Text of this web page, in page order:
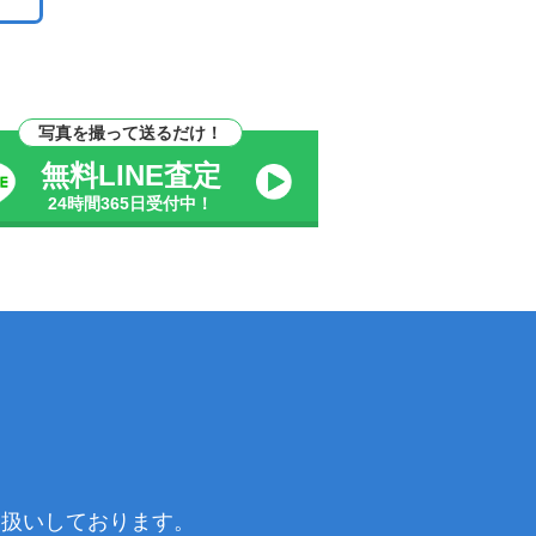
写真を撮って送るだけ！
無料LINE査定
24時間365日受付中！
いしております。